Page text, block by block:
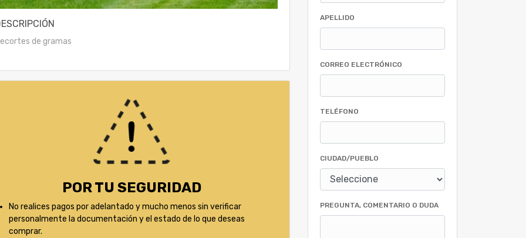
de gramas
POR TU SEGURIDAD
No realices pagos por adelantado y mucho menos sin verificar
personalmente la documentación y el estado de lo que deseas
comprar.
APELLIDO
CORREO ELECTRÓNICO
TELÉFONO
CIUDAD/PUEBLO
PREGUNTA, COMENTARIO O DUDA